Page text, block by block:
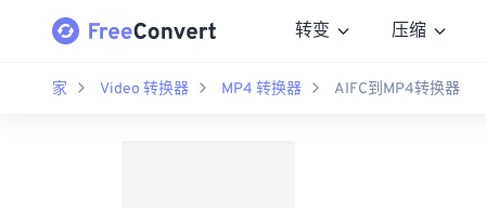
转变 压缩
家 Video 转换器 MP4 转换器 AIFC到MP4转换器